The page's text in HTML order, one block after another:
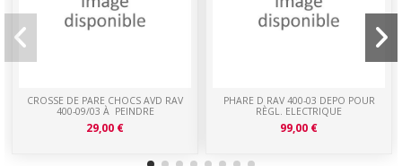
CROSSE DE PARE CHOCS AVD RAV
400-09/03 À PEINDRE
29,00 €
PHARE D RAV 400-03 DEPO POUR
RÈGL. ELECTRIQUE
99,00 €